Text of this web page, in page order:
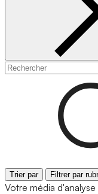
Trier par Filtrer par
Votre média